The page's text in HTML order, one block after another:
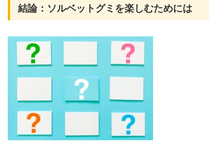
結論：ソルベットグミを楽しむためには